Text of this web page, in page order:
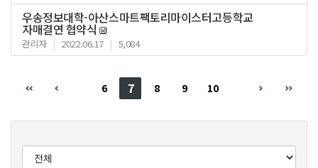
우송정보대학-아산스마트팩토리마이스터고등학교
자매결연 협약식
관리자 | 2022.06.17 | 5,084
6 7 8 9 10